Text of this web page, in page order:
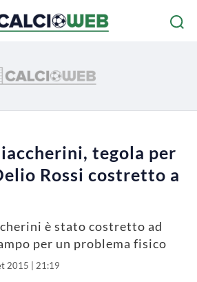
tegola per
Rossi costretto a
è stato costretto ad
per un problema fisico
2015 | 21:19